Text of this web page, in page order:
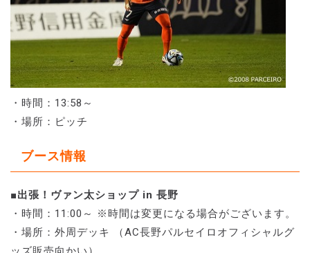
・時間：13:58～
・場所：ピッチ
ブース情報
■出張！ヴァン太ショップ in 長野
・時間：11:00～ ※時間は変更になる場合がございます。
・場所：外周デッキ （AC長野パルセイロオフィシャルグ